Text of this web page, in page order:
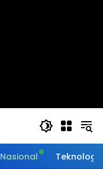
Nasional Teknologi